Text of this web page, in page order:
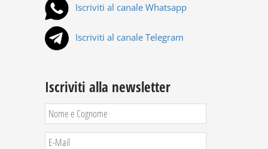
Iscriviti al canale Whatsapp
Iscriviti al canale Telegram
Iscriviti alla newsletter